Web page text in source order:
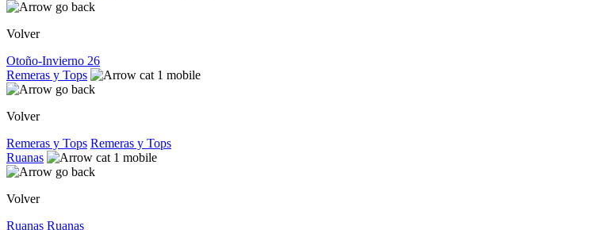
Volver
Otoño-Invierno 26
Remeras y Tops
Volver
Remeras y Tops Remeras y Tops
Ruanas
Volver
Ruanas Ruanas